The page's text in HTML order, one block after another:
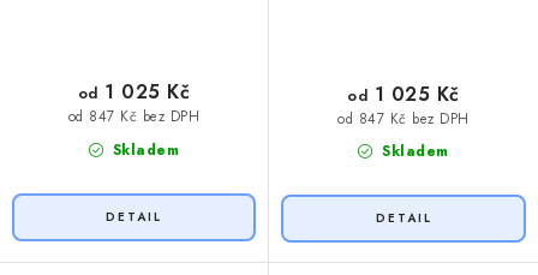
Skladem
od 847 Kč bez DPH
od 1 025 Kč
Skladem
od 847 Kč bez DPH
od 1 025 Kč